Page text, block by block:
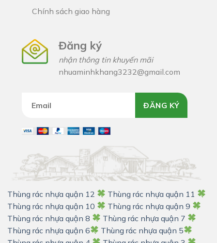
Chính sách giao hàng
Đăng ký
nhận thông tin khuyến mãi
nhuaminhkhang3232@gmail.com
ĐĂNG KÝ
Thùng rác nhựa quận 12
Thùng rác nhựa quận 11
Thùng rác nhựa quận 10
Thùng rác nhựa quận 9
Thùng rác nhựa quận 8
Thùng rác nhựa quận 7
Thùng rác nhựa quận 6
Thùng rác nhựa quận 5